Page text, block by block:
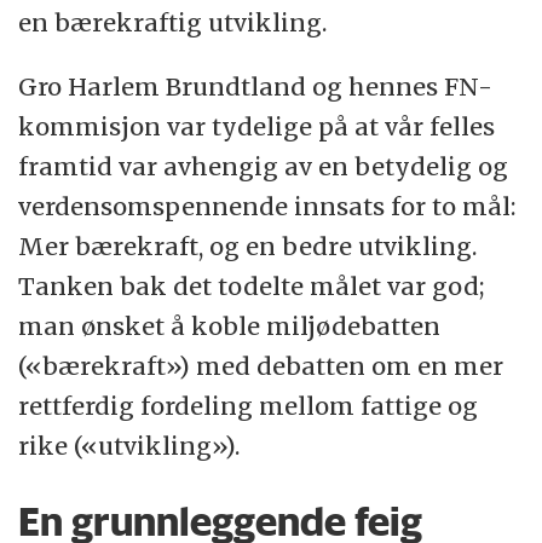
en bærekraftig utvikling.
Gro Harlem Brundtland og hennes FN-
kommisjon var tydelige på at vår felles
framtid var avhengig av en betydelig og
verdensomspennende innsats for to mål:
Mer bærekraft, og en bedre utvikling.
Tanken bak det todelte målet var god;
man ønsket å koble miljødebatten
(«bærekraft») med debatten om en mer
rettferdig fordeling mellom fattige og
rike («utvikling»).
En grunnleggende feig